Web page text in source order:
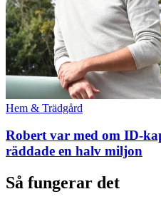
Hem & Trädgård
Robert var med om ID-
räddade en halv miljon
Så fungerar det